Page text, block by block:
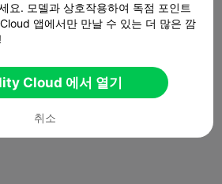
요. 모델과 상호작용하여 독점 포인트
앱에서만 만날 수 있는 더 많은 깜
Cloud 에서 열기
취소